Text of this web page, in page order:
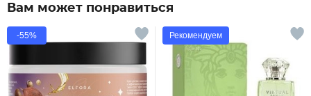
Вам может понравиться
-55% Рекомендуем